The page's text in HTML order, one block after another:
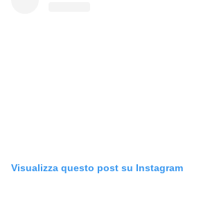
Visualizza questo post su Instagram